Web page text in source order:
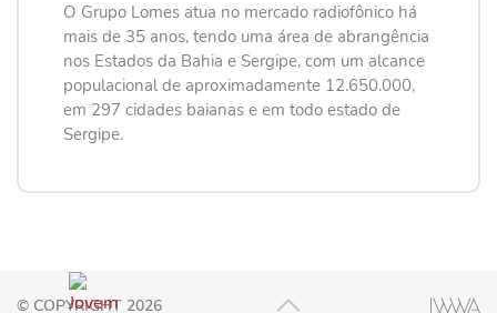
O Grupo Lomes atua no mercado radiofônico há
mais de 35 anos, tendo uma área de abrangência
nos Estados da Bahia e Sergipe, com um alcance
populacional de aproximadamente 12.650.000,
em 297 cidades baianas e em todo estado de
Sergipe.
© COPYRIGHT 2026